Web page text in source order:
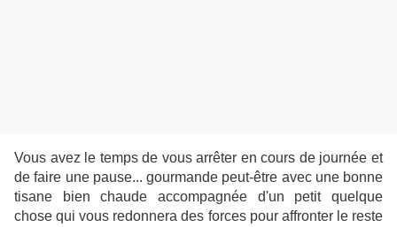
Vous avez le temps de vous arrêter en cours de journée et
de faire une pause... gourmande peut-être avec une bonne
tisane bien chaude accompagnée d'un petit quelque
chose qui vous redonnera des forces pour affronter le reste